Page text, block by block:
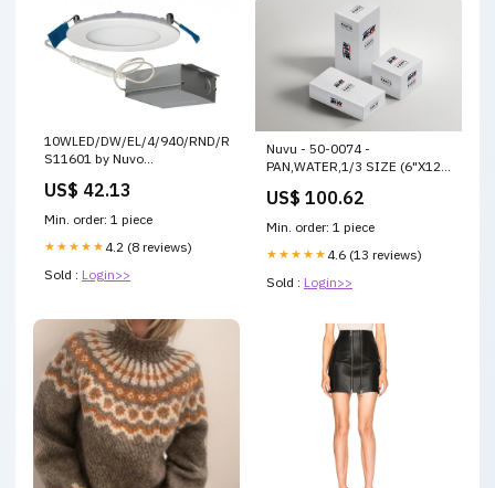
10WLED/DW/EL/4/940/RND/RD
S11601 by Nuvo
US$ 42.13
Min. order: 1 piece
★★★★★ 4.2 (8 reviews)
Sold : Login>>
Nuvu - 50-0074 -
PAN,WATER,1/3 SIZE (6"X12")
US$ 100.62
Min. order: 1 piece
★★★★★ 4.6 (13 reviews)
Sold : Login>>